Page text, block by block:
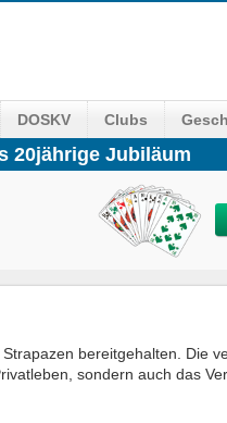
DOSKV Clubs
20jährige Jubiläum
bereitgehalten. Die
sondern auch das